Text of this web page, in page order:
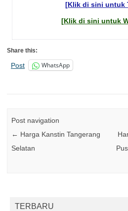
[Klik di sini untuk
[Klik di sini untuk
Share this:
Post WhatsApp
Post navigation
← Harga Kanstin Tangerang
Selatan
TERBARU